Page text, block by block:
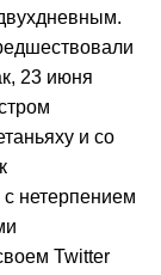
23 июня
и со
с нетерпением
Twitter